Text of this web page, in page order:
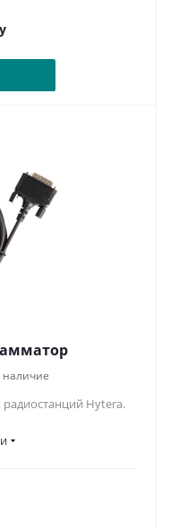
наличие
Hytera.